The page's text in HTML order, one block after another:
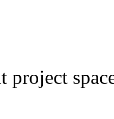
project